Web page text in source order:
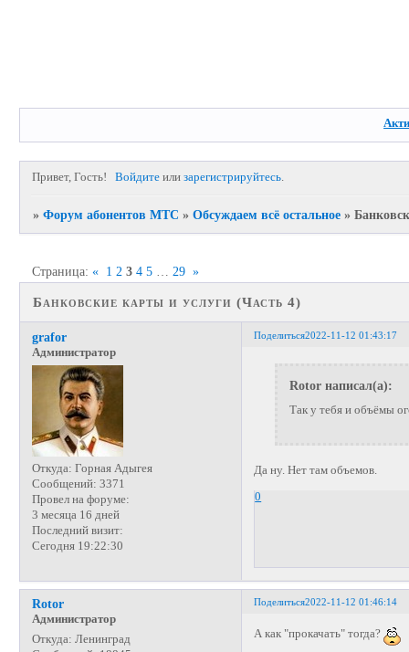
Привет, Гость! Войдите илизарегистрируйтесь.
»Форум абонентов МТС »Обсуждаем всё остальное »
Банковские карты и услуги (Часть 4)
Страница:« 1 2 3 4 5 29 »
Поделиться2022-11-12 01:43:17
grafor
Администратор
Откуда: Горная Адыгея
Сообщений: 3371
Провел на форуме:
3 месяца 16 дней
Последний визит:
Сегодня 19:22:30
Rotor написал(а):
Так у тебя и объёмы
Да ну. Нет там объемов.
0
Поделиться2022-11-12 01:46:14
Rotor
Администратор
Откуда: Ленинград
А как "прокачать" тогда?